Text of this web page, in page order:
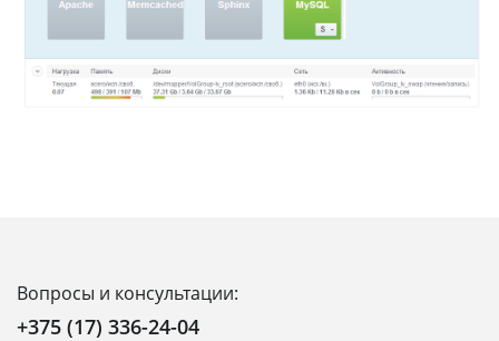
Вопросы и консультации:
+375 (17) 336-24-04